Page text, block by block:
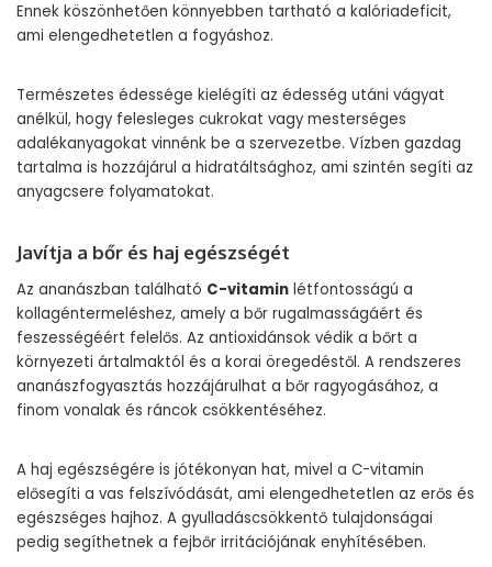
Ennek köszönhetően könnyebben tartható a kalóriadeficit,
ami elengedhetetlen a fogyáshoz.
Természetes édessége kielégíti az édesség utáni vágyat
anélkül, hogy felesleges cukrokat vagy mesterséges
adalékanyagokat vinnénk be a szervezetbe. Vízben gazdag
tartalma is hozzájárul a hidratáltsághoz, ami szintén segíti az
anyagcsere folyamatokat.
Javítja a bőr és haj egészségét
Az ananászban található C-vitamin létfontosságú a
kollagéntermeléshez, amely a bőr rugalmasságáért és
feszességéért felelős. Az antioxidánsok védik a bőrt a
környezeti ártalmaktól és a korai öregedéstől. A rendszeres
ananászfogyasztás hozzájárulhat a bőr ragyogásához, a
finom vonalak és ráncok csökkentéséhez.
A haj egészségére is jótékonyan hat, mivel a C-vitamin
elősegíti a vas felszívódását, ami elengedhetetlen az erős és
egészséges hajhoz. A gyulladáscsökkentő tulajdonságai
pedig segíthetnek a fejbőr irritációjának enyhítésében.